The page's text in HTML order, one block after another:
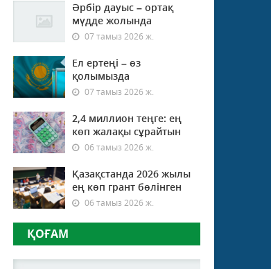
Әрбір дауыс – ортақ
мүдде жолында
07 тамыз 2026 ж.
Ел ертеңі – өз
қолымызда
07 тамыз 2026 ж.
2,4 миллион теңге: ең
көп жалақы сұрайтын
06 тамыз 2026 ж.
Қазақстанда 2026 жылы
ең көп грант бөлінген
06 тамыз 2026 ж.
ҚОҒАМ